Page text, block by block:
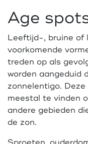
Age
Leeftijd-, bruine of
voorkomende
treden op als
worden aangeduid
zonnelentigo.
meestal te vinden
andere gebieden
de zon.